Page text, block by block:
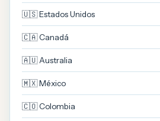
🇺🇸 Estados Unidos
🇨🇦 Canadá
🇦🇺 Australia
🇲🇽 México
🇨🇴 Colombia